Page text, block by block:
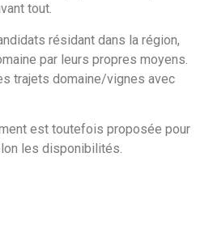
tout.
résidant dans la région,
par leurs propres moyens.
trajets domaine/vignes avec
est toutefois proposée pour
les disponibilités.